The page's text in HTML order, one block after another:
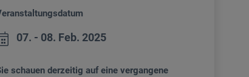
07. - 08. Feb. 2025
schauen derzeitig auf eine vergangene